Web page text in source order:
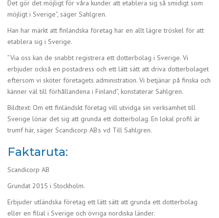
Det gör det möjligt för våra kunder att etablera sig så smidigt som
möjligt i Sverige”, säger Sahlgren.
Han har märkt att finländska företag har en allt lägre tröskel för att
etablera sig i Sverige.
”Via oss kan de snabbt registrera ett dotterbolag i Sverige. Vi
erbjuder också en postadress och ett lätt sätt att driva dotterbolaget
eftersom vi sköter företagets administration. Vi betjänar på finska och
känner väl till förhållandena i Finland”, konstaterar Sahlgren.
Bildtext: Om ett finländskt företag vill utvidga sin verksamhet till
Sverige lönar det sig att grunda ett dotterbolag. En lokal profil är
trumf här, säger Scandicorp AB:s vd Till Sahlgren.
Faktaruta:
Scandicorp AB
Grundat 2015 i Stockholm.
Erbjuder utländska företag ett lätt sätt att grunda ett dotterbolag
eller en filial i Sverige och övriga nordiska länder.